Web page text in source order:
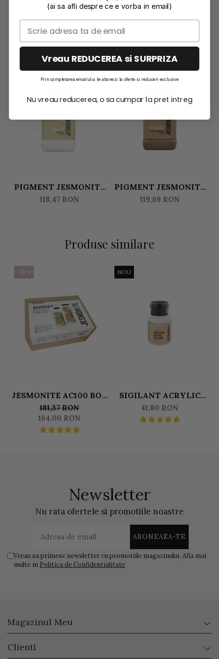
Recomandari
PIGMENT JESMONITE
PE BAZA DE APA 200 GR
118,47 RON
PIGMENT JESMONITE
PE BAZA DE APA 200
119,69 RON
Produse similare
-10%
JESMONITE AC100 BOX
DUOSET 0,500 L LICHID
& 1250 KG BAZA
181,37 RON
164,00 RON
NOU
SIGILANT ACRYLIC
SEALER SATIN (FINISAJ
MAT) JESMONITE
41,80 RON
Newsletter
Nu rata ofertele si promotiile noastre
Vreau sa primesc newsletter cu promotiile magazinului. Afla mai
multe in Politica de Confidentialitate
Magazinul Meu
Clienti
(ai sa afli despre ce e vorba in email)
Vreau REDUCEREA si SURPRIZA
Prin completarea emailului te abonezi la oferte si reduceri exclusive
Nu vreau reducerea, o sa cumpar la pret intreg